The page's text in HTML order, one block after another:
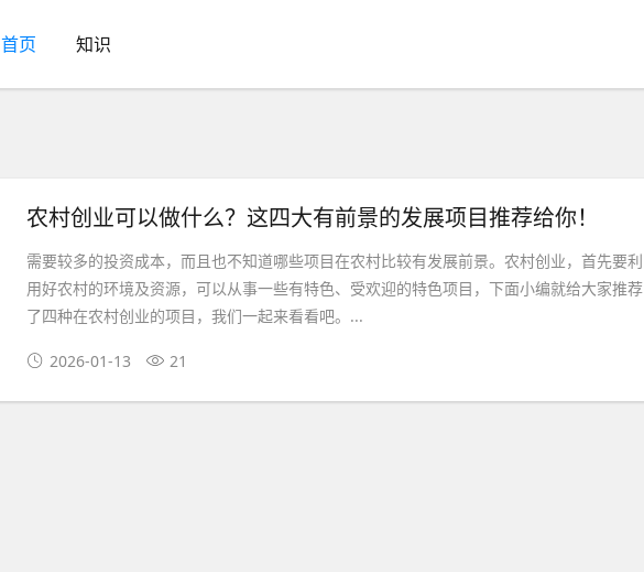
首页 知识
农村创业可以做什么？这四大有前景的发展项目推荐给你！
需要较多的投资成本，而且也不知道哪些项目在农村比较有发展前景。农村创业，首先要利
用好农村的环境及资源，可以从事一些有特色、受欢迎的特色项目，下面小编就给大家推荐
了四种在农村创业的项目，我们一起来看看吧。...
2026-01-13 21